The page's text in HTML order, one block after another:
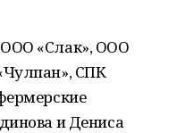
«Слак», ООО
СПК
и Дениса